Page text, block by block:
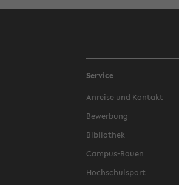
Service
Anreise und Kontakt
Bewerbung
Bibliothek
Campus-Bauen
Hochschulsport